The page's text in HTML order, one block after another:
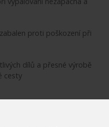
proti poškození při
dílů a přesné výrobě
cesty